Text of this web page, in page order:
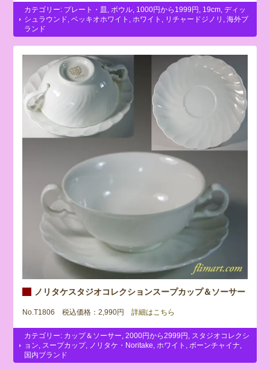
カテゴリー: プレート・皿 ボウル 1000円から1999円 19cm ,ディッ
シュラウンド ,ベッキオホワイト ホワイト リチャードジノリ ,海外ブ
ランド
ノリタケスタジオコレクションスープカップ＆ソーサー
No.T1806 税込価格：2,990円 詳細はこちら
カテゴリー: カップ＆ソーサー ,2000円から2999円
スタジオコレクシ
ョン
スープカップ ノリタケ・Noritake ホワイト ボーンチャイナ
国内ブランド